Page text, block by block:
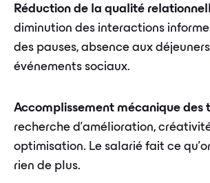
Réduction de la qualité
diminution des interactions
des pauses, absence aux
événements sociaux.
Accomplissement mécanique des
recherche d'amélioration,
optimisation. Le salarié fait ce
rien de plus.